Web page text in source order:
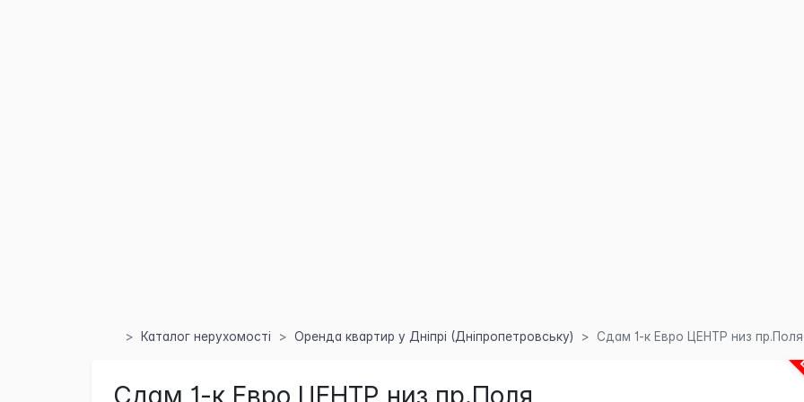
Каталог нерухомості Оренда квартир у Дніпрі (Дніпропетровську) Сдам 1-к Евро ЦЕНТР низ пр.Поля
Сдам 1-к Евро ЦЕНТР низ пр.Поля